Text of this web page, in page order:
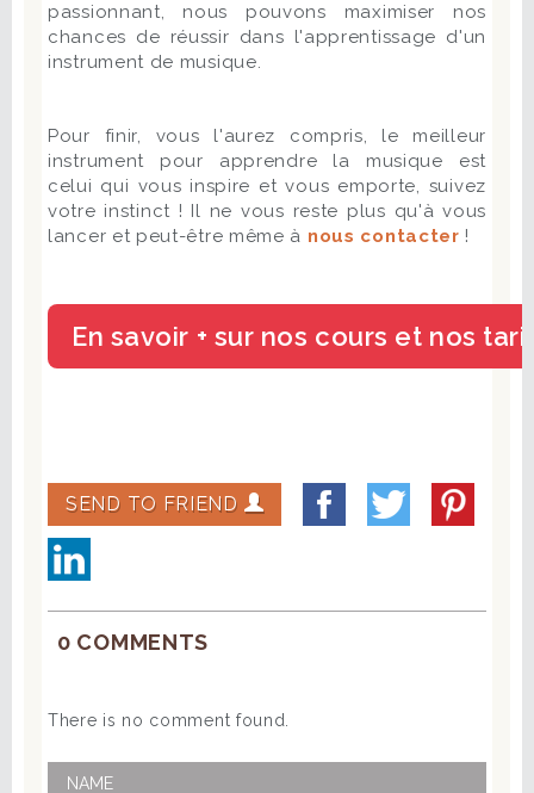
passionnant, nous pouvons maximiser nos
chances de réussir dans l'apprentissage d'un
instrument de musique.
Pour finir, vous l'aurez compris, le meilleur
instrument pour apprendre la musique est
celui qui vous inspire et vous emporte, suivez
votre instinct ! Il ne vous reste plus qu'à vous
lancer et peut-être même à nous contacter !
SEND TO FRIEND
0 COMMENTS
There is no comment found.